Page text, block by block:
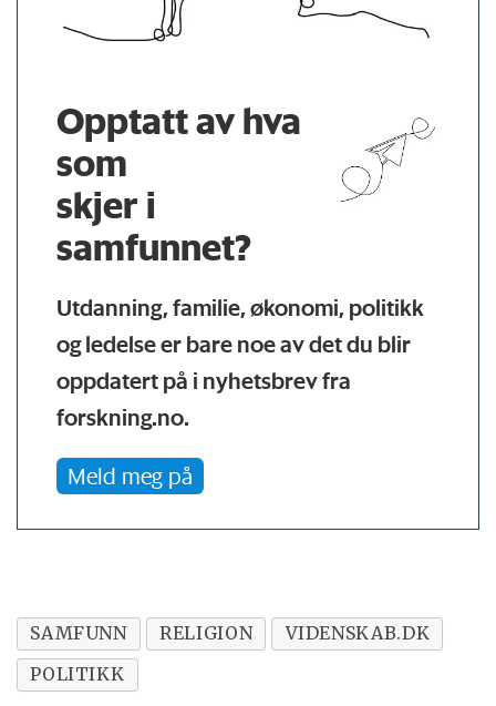
Opptatt av hva
som
skjer i
samfunnet?
Utdanning, familie, økonomi, politikk
og ledelse er bare noe av det du blir
oppdatert på i nyhetsbrev fra
forskning.no.
Meld meg på
SAMFUNN RELIGION
VIDENSKAB.DK
POLITIKK